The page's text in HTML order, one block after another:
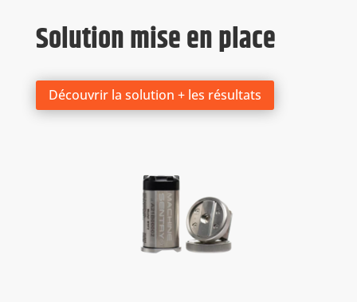
Solution mise en place
Découvrir la solution + les résultats